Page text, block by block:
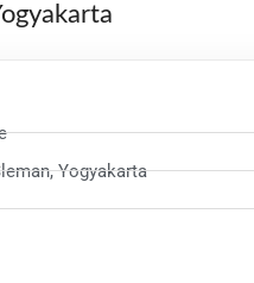
Yogyakarta